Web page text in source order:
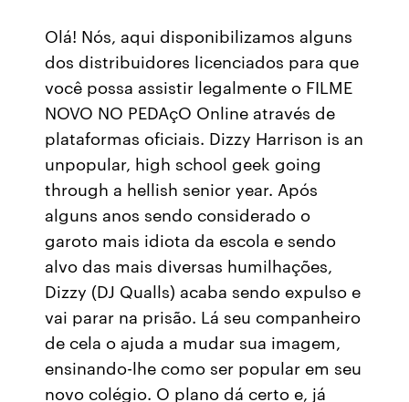
Olá! Nós, aqui disponibilizamos alguns
dos distribuidores licenciados para que
você possa assistir legalmente o FILME
NOVO NO PEDAçO Online através de
plataformas oficiais. Dizzy Harrison is an
unpopular, high school geek going
through a hellish senior year. Após
alguns anos sendo considerado o
garoto mais idiota da escola e sendo
alvo das mais diversas humilhações,
Dizzy (DJ Qualls) acaba sendo expulso e
vai parar na prisão. Lá seu companheiro
de cela o ajuda a mudar sua imagem,
ensinando-lhe como ser popular em seu
novo colégio. O plano dá certo e, já